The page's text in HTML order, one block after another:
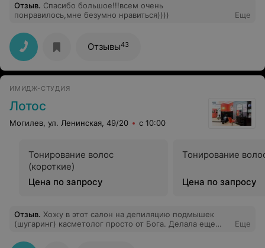
Отзыв. Спасибо большое!!!всем очень
понравилось,мне безумно нравиться))))
Еще
Отзывы43
ИМИДЖ-СТУДИЯ
Лотос
Могилев, ул. Ленинская, 49/20 с 10:00
Тонирование волос
(короткие)
Цена по запросу
Тонирование
Цена по запросу
Отзыв. Хожу в этот салон на депиляцию подмышек
(шугаринг) касметолог просто от Бога. Делала еще
осталась довольна..
Еще